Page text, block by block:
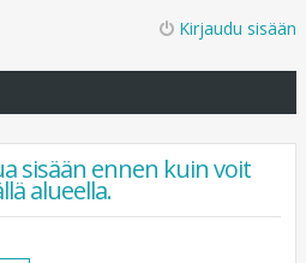
Kirjaudu sisään
sisään ennen kuin voit
alueella.